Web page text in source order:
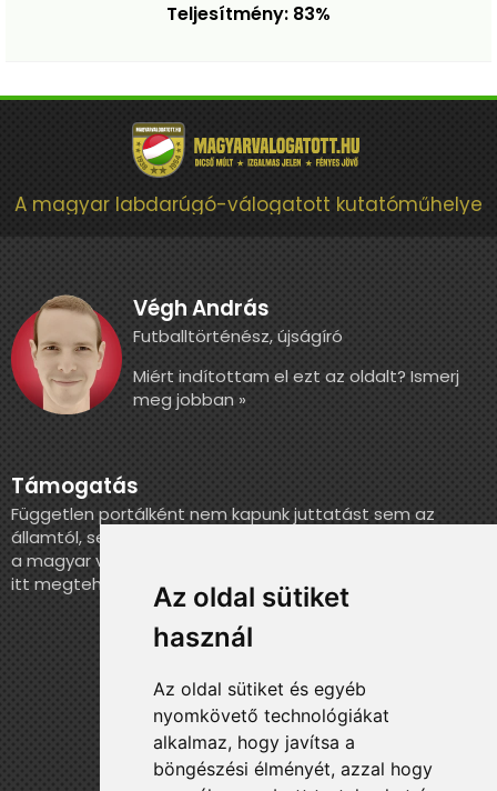
Az oldal sütiket
használ
Az oldal sütiket és egyéb
nyomkövető technológiákat
alkalmaz, hogy javítsa a
böngészési élményét, azzal hogy
Teljesítmény: 83%
A magyar labdarúgó-válogatott kutatóműhelye
Végh András
Futballtörténész, újságíró
Miért indítottam el ezt az oldalt? Ismerj
meg jobban »
Támogatás
Független portálként nem kapunk juttatást sem az
államtól, sem más szervezettől. Ha szeretnél segíteni
a magyar válogatott történelmének feldolgozásában,
itt megteheted.